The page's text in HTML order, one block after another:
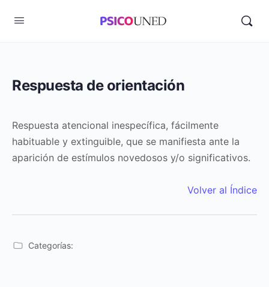
Respuesta de orientación
Respuesta atencional inespecífica, fácilmente
habituable y extinguible, que se manifiesta ante la
aparición de estímulos novedosos y/o significativos.
Volver al Índice
Categorías: